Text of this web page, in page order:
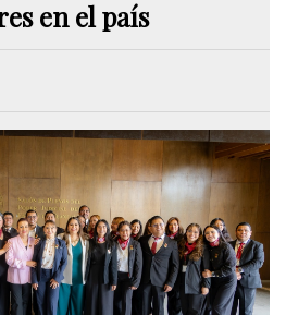
en el país